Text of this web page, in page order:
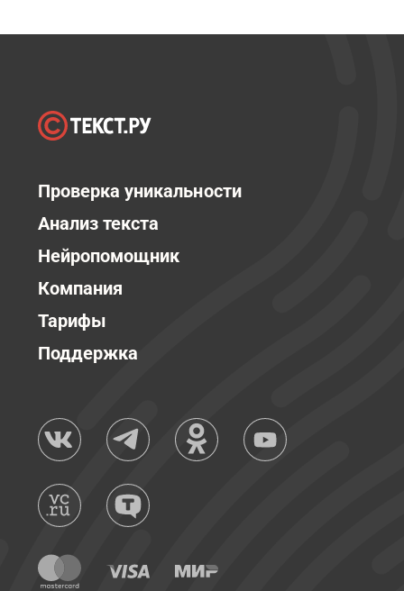
Проверка уникальности
Анализ текста
Нейропомощник
Компания
Тарифы
Поддержка